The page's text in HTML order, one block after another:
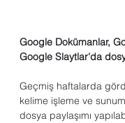
Google Dokümanlar,
Google Slaytlar'da
Geçmiş haftalarda
kelime işleme ve
dosya paylaşımı